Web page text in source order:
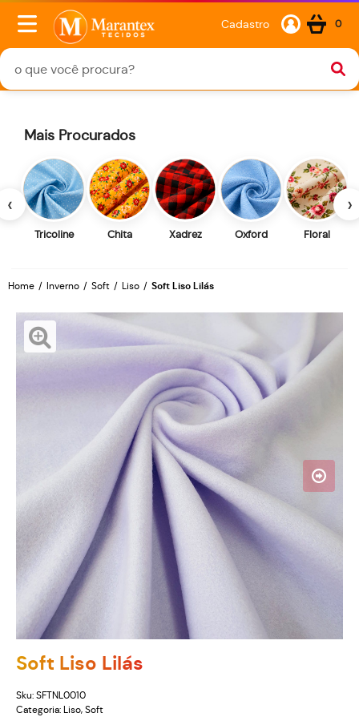
Cadastro 0
‹
Mais Procurados
Tricoline Chita Xadrez Oxford Floral
›
Home Inverno Soft Liso Soft Liso Lilás
Soft Liso Lilás
Sku: SFTNL0010
Categoria: Liso, Soft